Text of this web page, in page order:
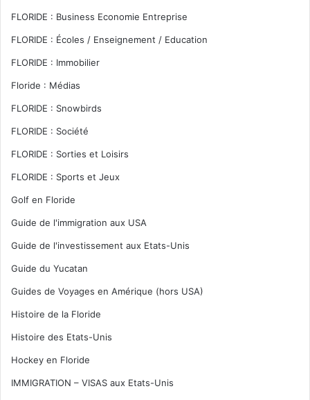
FLORIDE : Business Economie Entreprise
FLORIDE : Écoles / Enseignement / Education
FLORIDE : Immobilier
Floride : Médias
FLORIDE : Snowbirds
FLORIDE : Société
FLORIDE : Sorties et Loisirs
FLORIDE : Sports et Jeux
Golf en Floride
Guide de l'immigration aux USA
Guide de l'investissement aux Etats-Unis
Guide du Yucatan
Guides de Voyages en Amérique (hors USA)
Histoire de la Floride
Histoire des Etats-Unis
Hockey en Floride
IMMIGRATION – VISAS aux Etats-Unis